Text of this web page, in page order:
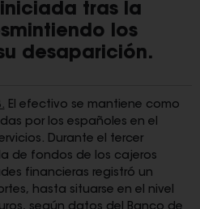
tras la
los
desaparición.
El efectivo se mantiene como
por los españoles en el
Durante el tercer
de fondos de los cajeros
financieras registró un
hasta situarse en el nivel